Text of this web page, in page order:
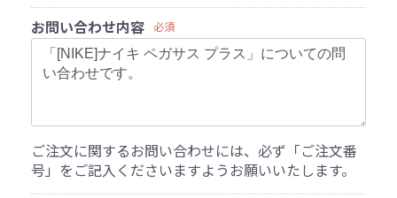
お問い合わせ内容 必須
ご注文に関するお問い合わせには、必ず「ご注文番
号」をご記入くださいますようお願いいたします。